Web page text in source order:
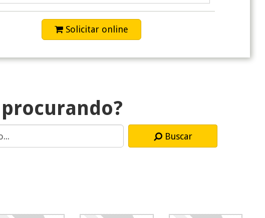
Solicitar online
Buscar